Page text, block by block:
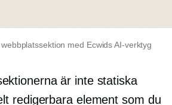
med Ecwids AI-verktyg
är inte statiska
redigerbara element som du